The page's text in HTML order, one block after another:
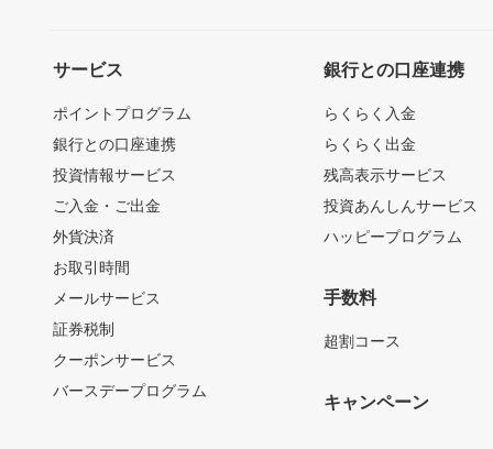
サービス
ポイントプログラム
銀行との口座連携
投資情報サービス
ご入金・ご出金
外貨決済
お取引時間
メールサービス
証券税制
クーポンサービス
バースデープログラム
銀行との口座連携
らくらく入金
らくらく出金
残高表示サービス
投資あんしんサービス
ハッピープログラム
手数料
超割コース
キャンペーン